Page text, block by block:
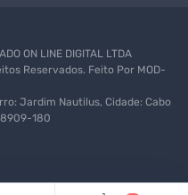
ON LINE DIGITAL LTDA
Reservados. Feito Por MOD-
Jardim Nautilus, Cidade: Cabo
180